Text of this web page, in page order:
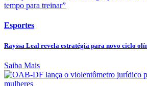
Esportes
Rayssa Leal revela estratégia para novo ciclo
Saiba Mais